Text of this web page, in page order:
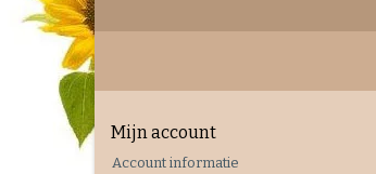
Mijn account
Account informatie